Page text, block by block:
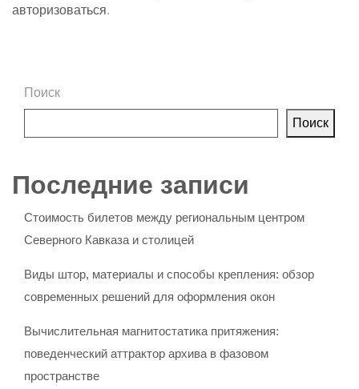
авторизоваться.
Поиск
Поиск
Последние записи
Стоимость билетов между региональным центром
Северного Кавказа и столицей
Виды штор, материалы и способы крепления: обзор
современных решений для оформления окон
Вычислительная магнитостатика притяжения:
поведенческий аттрактор архива в фазовом
пространстве